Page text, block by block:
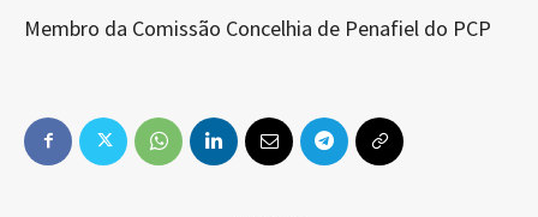
Membro da Comissão Concelhia de Penafiel do PCP